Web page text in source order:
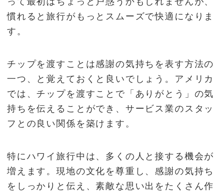
慣れると旅行がもっとスムーズで快適になりま
す。
チップを渡すことは感謝の気持ちを表す方法の
一つ、と覚えておくと良いでしょう。アメリカ
では、チップを渡すことで「ありがとう」の気
持ちを伝えることができ、サービス業のスタッ
フとの良い関係を築けます。
特にハワイ旅行中は、多くの人と接する機会が
増えます。現地の文化を尊重し、感謝の気持ち
をしっかりと伝え、素敵な思い出をたくさん作